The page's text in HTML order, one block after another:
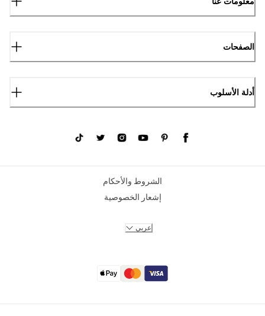
الصفحات
أدلة الأسلوب
الشروط والأحكام
إشعار الخصوصية
عربي